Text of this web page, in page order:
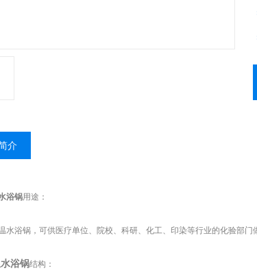
介
浴锅用途：
水浴锅，可供医疗单位、院校、科研、化工、印染等行业的化验部门
浴锅结构：